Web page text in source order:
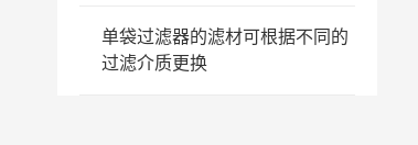
单袋过滤器的滤材可根据不同的
过滤介质更换